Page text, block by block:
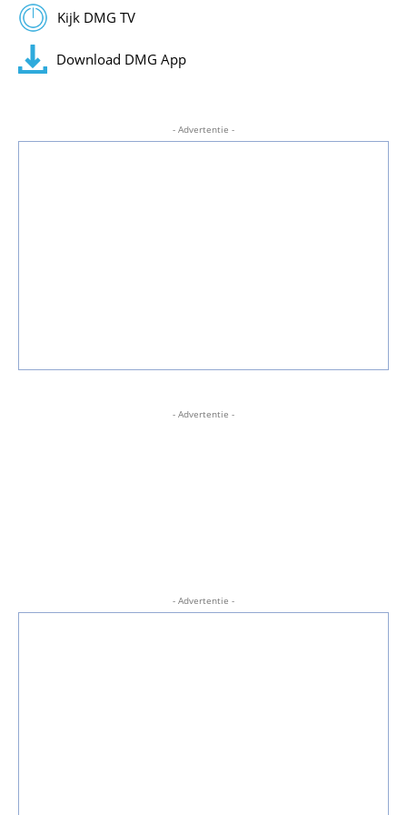
Kijk DMG TV
Download DMG App
- Advertentie -
- Advertentie -
- Advertentie -